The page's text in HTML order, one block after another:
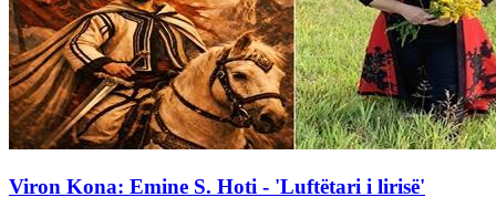
Viron Kona: Emine S. Hoti - 'Luftëtari i lirisë'